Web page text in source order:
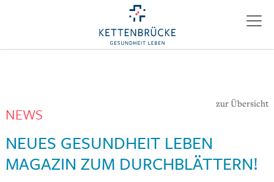
zur Übersicht
NEWS
NEUES GESUNDHEIT LEBEN
MAGAZIN ZUM DURCHBLÄTTERN!